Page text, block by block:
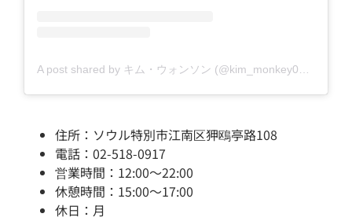
住所：ソウル特別市江南区狎鴎亭路108
電話：02-518-0917
営業時間：12:00～22:00
休憩時間：15:00～17:00
休日：月